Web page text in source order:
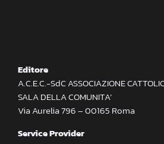
Editore
A.C.E.C.-SdC ASSOCIAZIONE
SALA DELLA COMUNITA’
Via Aurelia 796 – 00165 Roma
Service Provider